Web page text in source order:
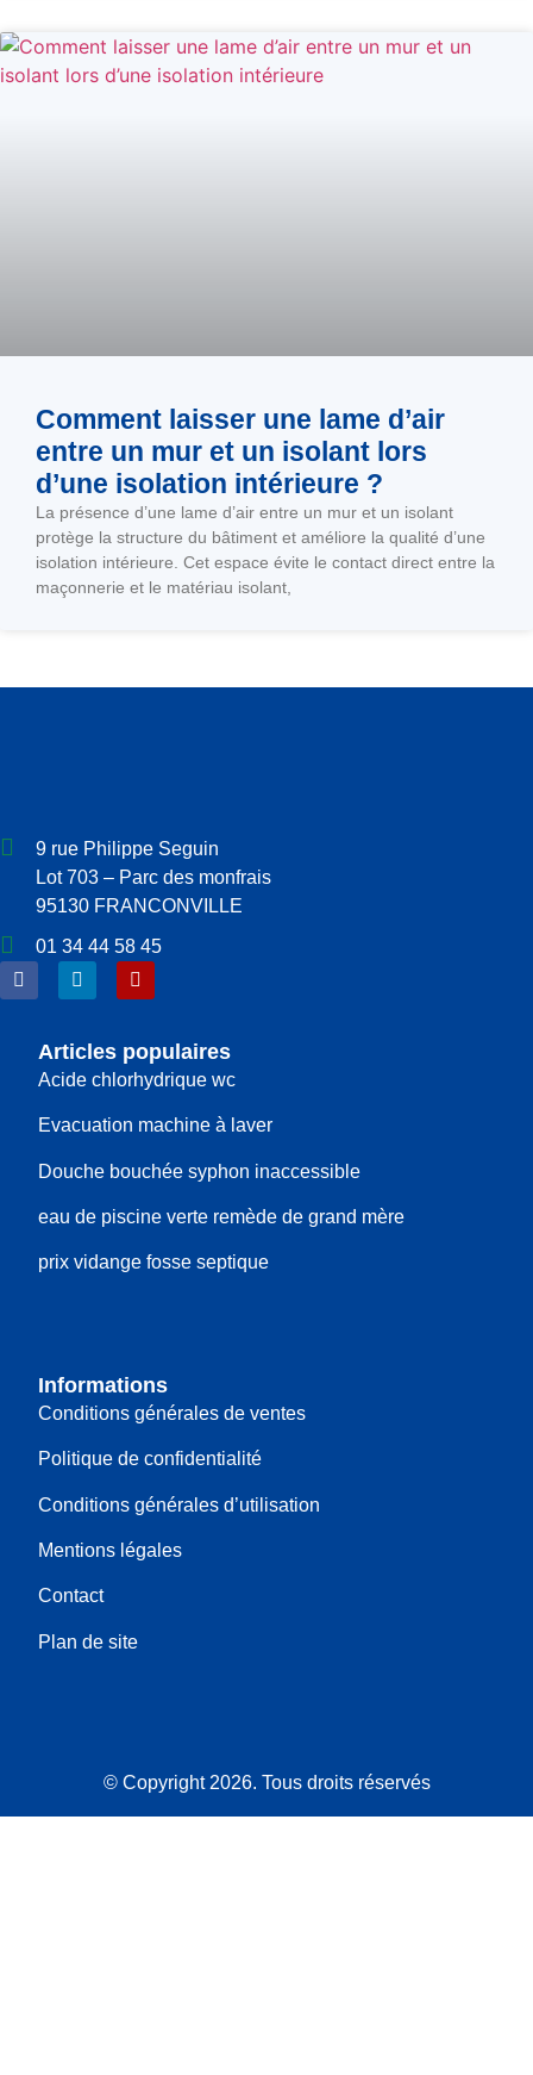
Comment laisser une lame d’air
entre un mur et un isolant lors
d’une isolation intérieure ?
La présence d’une lame d’air entre un mur et un isolant
protège la structure du bâtiment et améliore la qualité d’une
isolation intérieure. Cet espace évite le contact direct entre la
maçonnerie et le matériau isolant,
9 rue Philippe Seguin
Lot 703 – Parc des monfrais
95130 FRANCONVILLE
01 34 44 58 45
Articles populaires
Acide chlorhydrique wc
Evacuation machine à laver
Douche bouchée syphon inaccessible
eau de piscine verte remède de grand mère
prix vidange fosse septique
Informations
Conditions générales de ventes
Politique de confidentialité
Conditions générales d’utilisation
Mentions légales
Contact
Plan de site
© Copyright 2026. Tous droits réservés